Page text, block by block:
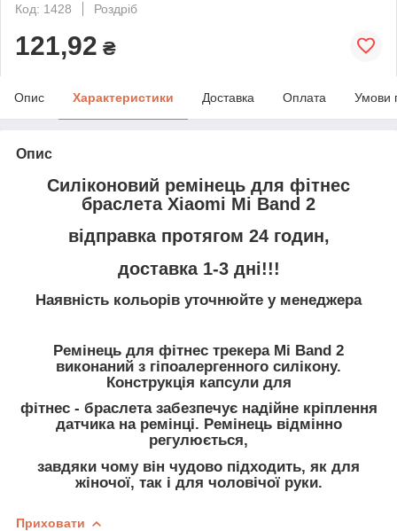
Код: 1428
Роздріб
121,92 ₴
Опис Характеристики Доставка Оплата Умови
Опис
Силіконовий ремінець для фітнес
браслета Xiaomi Mi Band 2
відправка протягом 24 годин,
доставка 1-3 дні!!!
Наявність кольорів уточнюйте у менеджера
Ремінець для фітнес трекера Mi Band 2
виконаний з гіпоалергенного силікону.
Конструкція капсули для
фітнес - браслета забезпечує надійне кріплення
датчика на ремінці. Ремінець відмінно
регулюється,
завдяки чому він чудово підходить, як для
жіночої, так і для чоловічої руки.
Приховати